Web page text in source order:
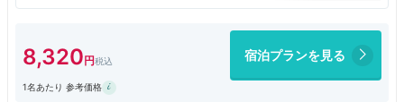
アサインされた部屋は、照明暗めで大人の雰囲気でした。高層階だったの
ホテルの隣の建物に静岡ホビースクエアがありました。入場無料です。
8,320 宿泊プランを見る
1名あたり 参考価格